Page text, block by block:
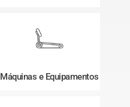
Máquinas e Equipamentos